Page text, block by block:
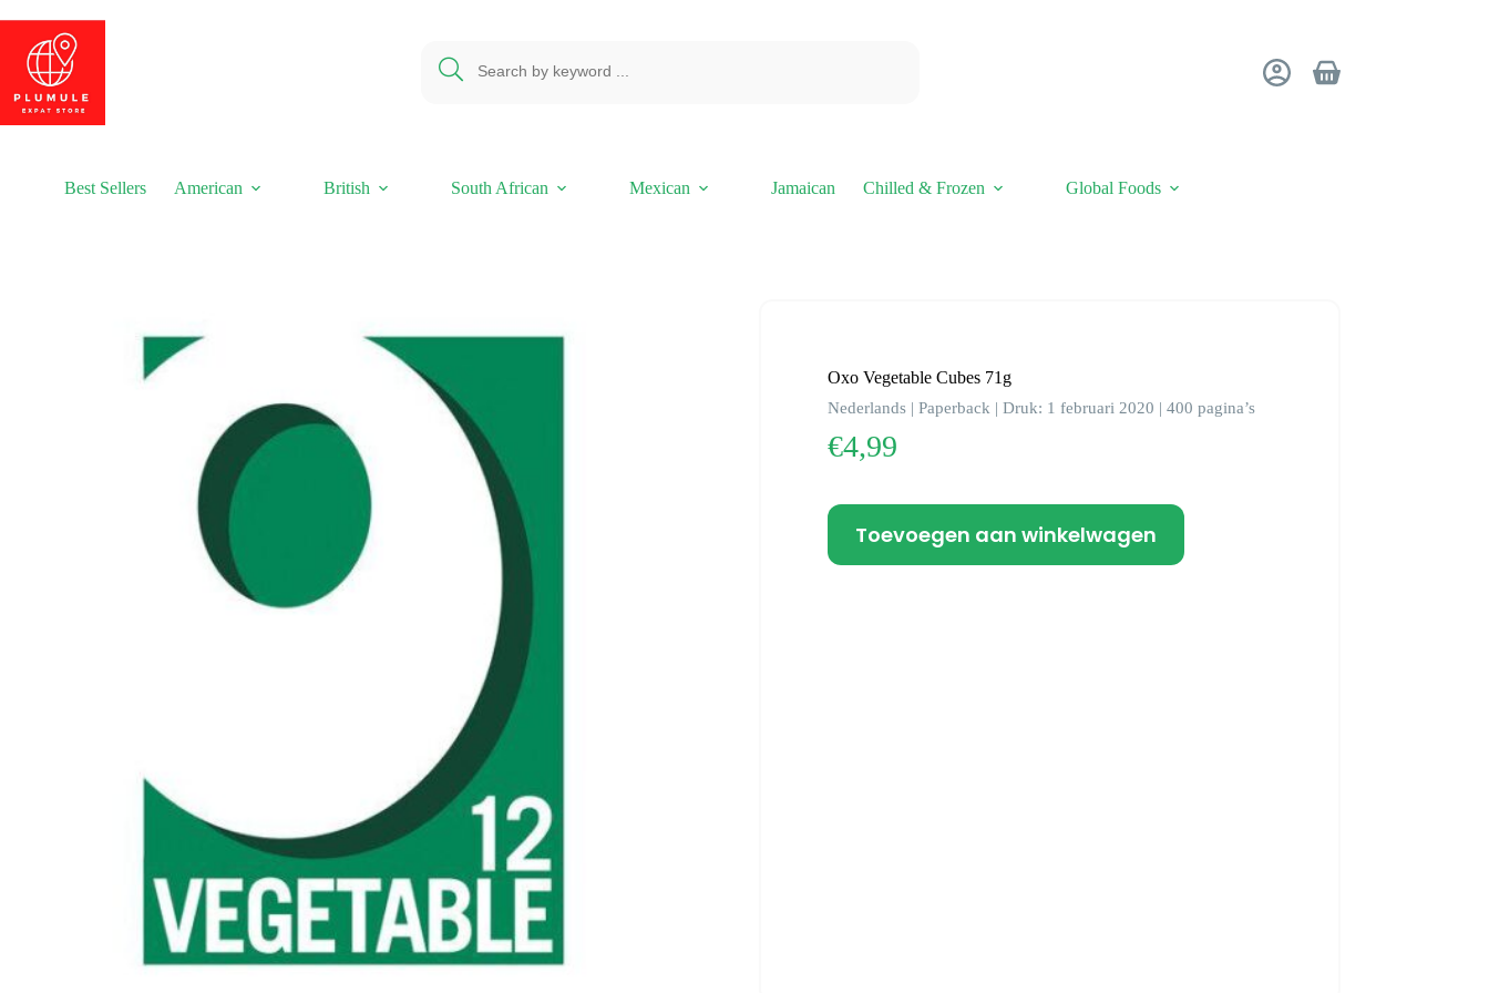
inhoud
Winkelwagen
Best Sellers American British South African Mexican Jamaican Chilled & Frozen Global Foods
Oxo Vegetable Cubes 71g
Nederlands | Paperback | Druk: 1 februari 2020 | 400 pagina’s
€4,99
Toevoegen aan winkelwagen